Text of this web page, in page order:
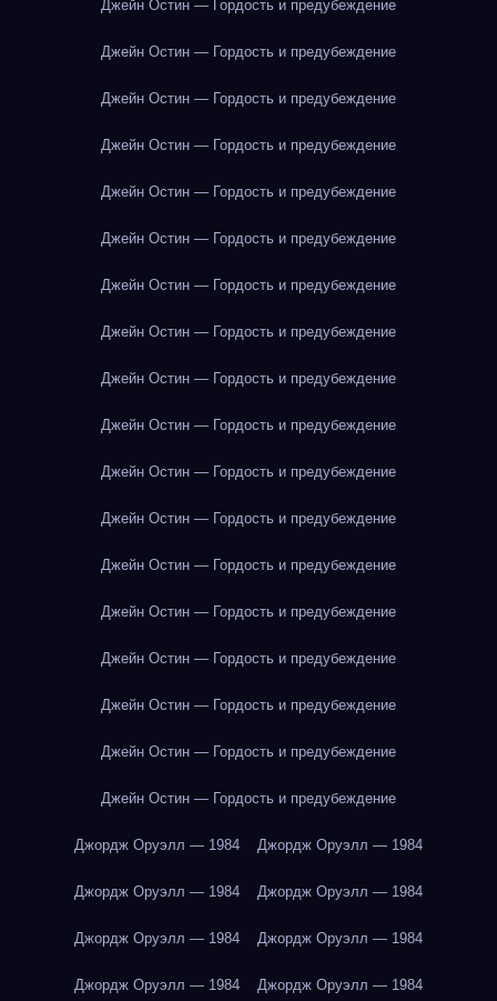
Джейн Остин — Гордость и предубеждение
Джейн Остин — Гордость и предубеждение
Джейн Остин — Гордость и предубеждение
Джейн Остин — Гордость и предубеждение
Джейн Остин — Гордость и предубеждение
Джейн Остин — Гордость и предубеждение
Джейн Остин — Гордость и предубеждение
Джейн Остин — Гордость и предубеждение
Джейн Остин — Гордость и предубеждение
Джейн Остин — Гордость и предубеждение
Джейн Остин — Гордость и предубеждение
Джейн Остин — Гордость и предубеждение
Джейн Остин — Гордость и предубеждение
Джейн Остин — Гордость и предубеждение
Джейн Остин — Гордость и предубеждение
Джейн Остин — Гордость и предубеждение
Джейн Остин — Гордость и предубеждение
Джейн Остин — Гордость и предубеждение
Джордж Оруэлл — 1984 Джордж Оруэлл — 1984
Джордж Оруэлл — 1984 Джордж Оруэлл — 1984
Джордж Оруэлл — 1984 Джордж Оруэлл — 1984
Джордж Оруэлл — 1984 Джордж Оруэлл — 1984